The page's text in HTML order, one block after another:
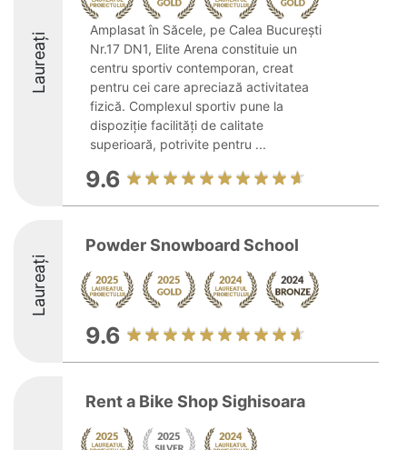
Laureați
Amplasat în Săcele, pe Calea București
Nr.17 DN1, Elite Arena constituie un
centru sportiv contemporan, creat
pentru cei care apreciază activitatea
fizică. Complexul sportiv pune la
dispoziție facilități de calitate
superioară, potrivite pentru ...
9.6
Laureați
Powder Snowboard School
9.6
Rent a Bike Shop Sighisoara